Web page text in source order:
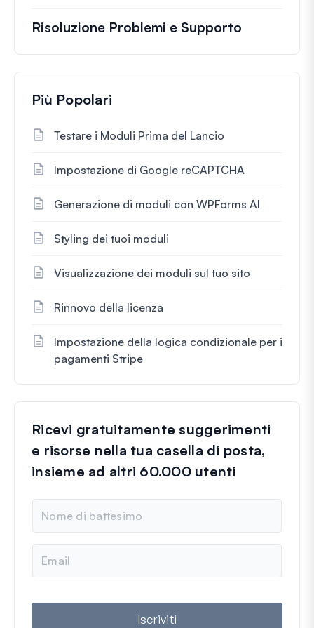
Risoluzione Problemi e Supporto
Più Popolari
Testare i Moduli Prima del Lancio
Impostazione di Google reCAPTCHA
Generazione di moduli con WPForms AI
Styling dei tuoi moduli
Visualizzazione dei moduli sul tuo sito
Rinnovo della licenza
Impostazione della logica condizionale per i
pagamenti Stripe
Ricevi gratuitamente suggerimenti
e risorse nella tua casella di posta,
insieme ad altri 60.000 utenti
m
e
a
l
Iscriviti